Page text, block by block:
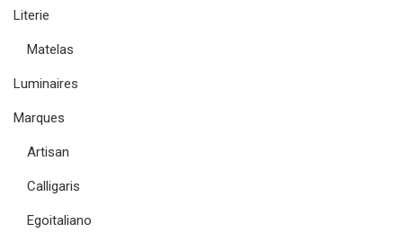
Literie
Matelas
Luminaires
Marques
Artisan
Calligaris
Egoitaliano